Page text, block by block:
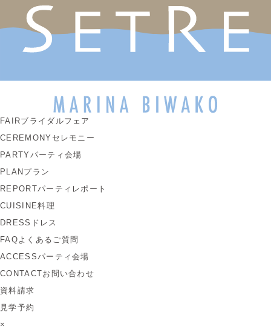
FAIRブライダルフェア
CEREMONY セレモニー
PARTY パーティ会場
PLAN プラン
REPORTパーティレポート
CUISINE料理
DRESS ドレス
FAQよくあるご質問
ACCESSパーティ会場
CONTACTお問い合わせ
資料請求
見学予約
×